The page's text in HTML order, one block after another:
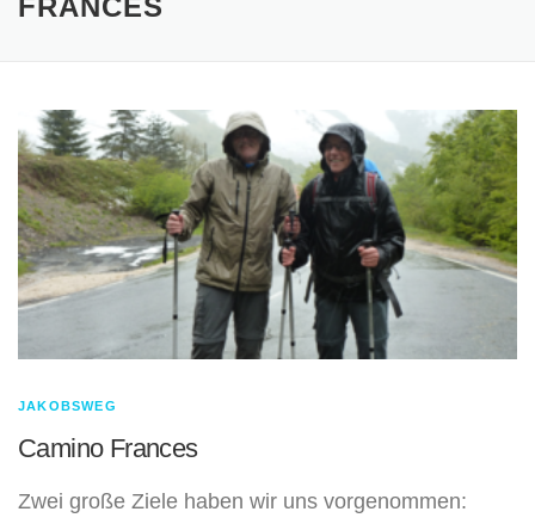
GALERIE LAUFEVENTS
FRANCES
JAKOBSWEG
Camino Frances
Zwei große Ziele haben wir uns vorgenommen: